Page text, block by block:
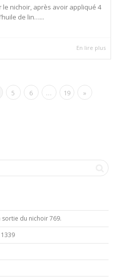
le nichoir, après avoir appliqué 4
de lin…...
En lire plus
5 6 … 19 »
du nichoir 769.